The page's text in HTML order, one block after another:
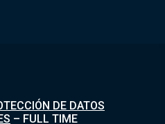
DE DATOS
– FULL TIME